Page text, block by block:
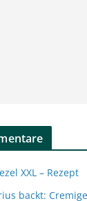
XXL – Rezept
backt: